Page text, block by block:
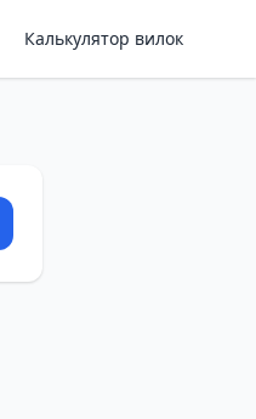
Калькулятор вилок